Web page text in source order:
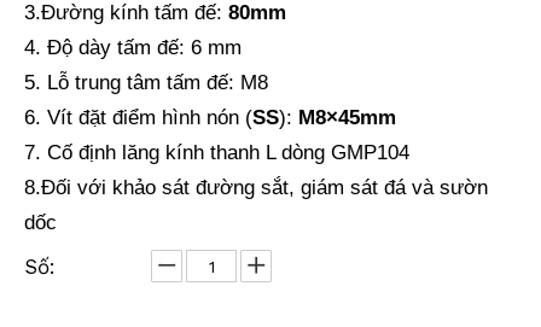
Đế lăng kính đường sắt (80mm)
3.Đường kính tấm đế: 80mm
4. Độ dày tấm đế: 6 mm
5. Lỗ trung tâm tấm đế: M8
6. Vít đặt điểm hình nón (SS): M8×45mm
7. Cố định lăng kính thanh L dòng GMP104
8.Đối với khảo sát đường sắt, giám sát đá và sườn
dốc
Số: